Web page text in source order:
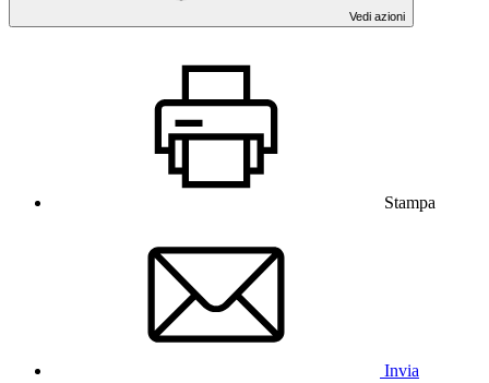
Vedi azioni
Stampa
Invia